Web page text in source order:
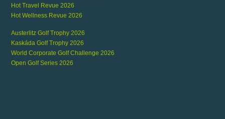
Hot Travel Revue 2026
Hot Wellness Revue 2026
Austerlitz Golf Trophy 2026
Kaskáda Golf Trophy 2026
World Corporate Golf Challenge 2026
Open Golf Series 2026